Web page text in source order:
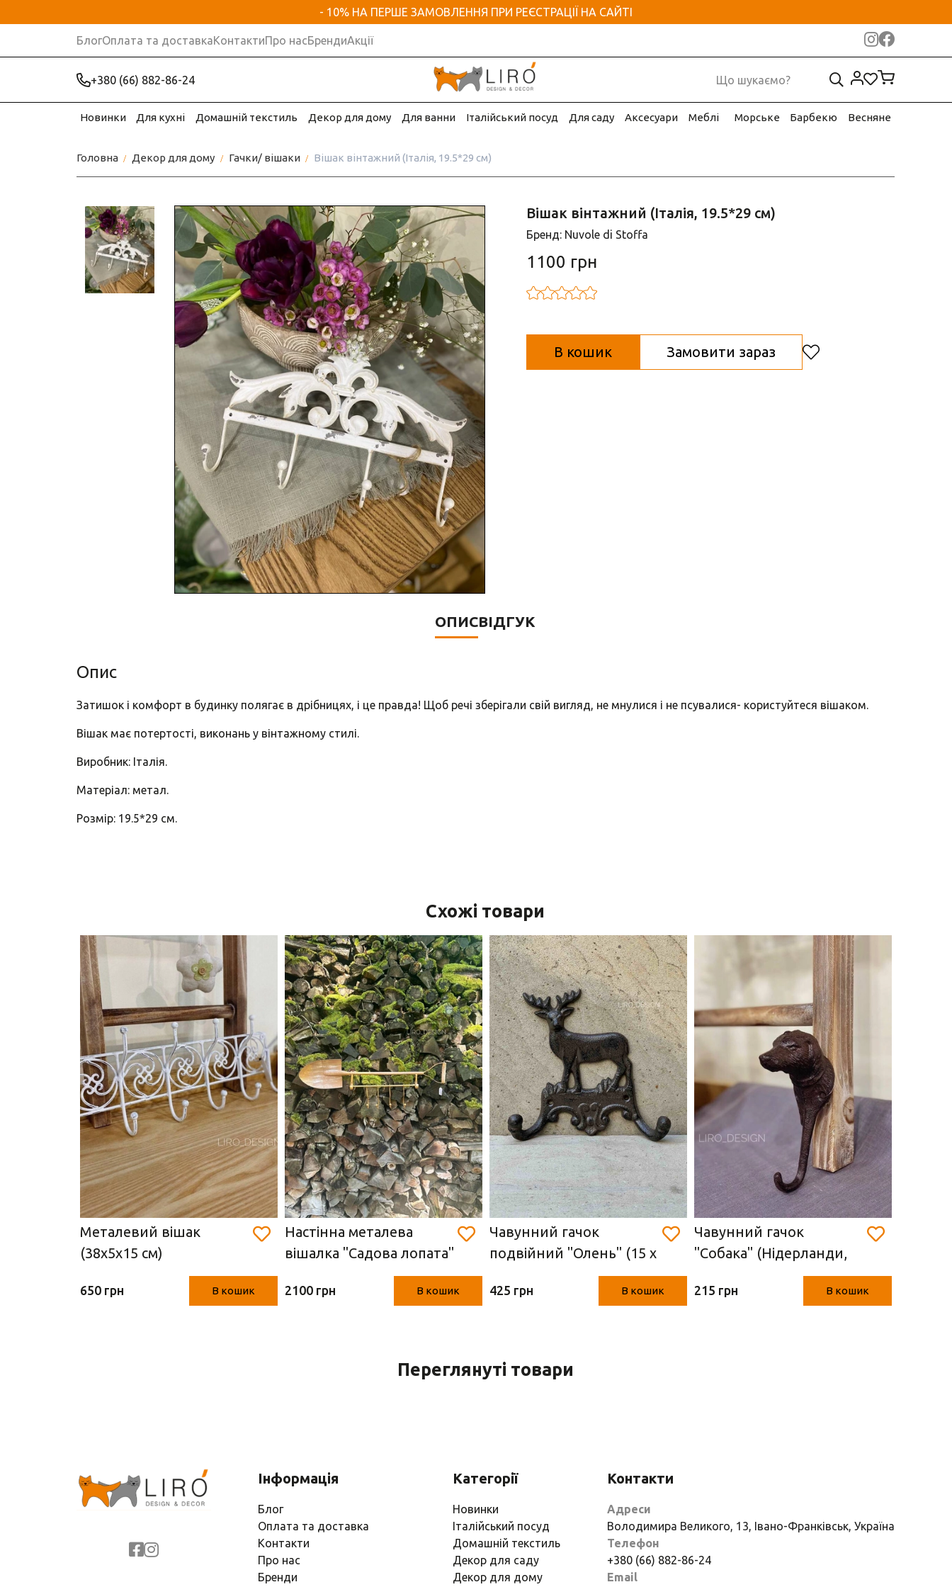
- 10% НА ПЕРШЕ ЗАМОВЛЕННЯ ПРИ РЕЄСТРАЦІЇ НА САЙТІ
БлогОплата та доставкаКонтактиПро насБрендиАкції
+380 (66) 882-86-24
Новинки Для кухні Домашній текстиль Декор для дому Для ванни Італійський посуд Для саду Аксесуари Меблі Морське Барбекю Весняне
Головна Декор для дому Гачки/ вішаки Вішак вінтажний (Італія, 19.5*29 см)
Вішак вінтажний (Італія, 19.5*29 см)
Бренд: Nuvole di Stoffa
1100 грн
В кошик Замовити зараз
ОПИСВІДГУК
Опис
Затишок і комфорт в будинку полягає в дрібницях, і це правда! Щоб речі зберігали свій вигляд, не мнулися і не псувалися- користуйтеся вішаком.
Вішак має потертості, виконань у вінтажному стилі.
Виробник: Італія.
Матеріал: метал.
Розмір: 19.5*29 см.
Схожі товари
Металевий вішак
(38х5х15 см)
650 грн В кошик
Настінна металева
вішалка "Садова лопата"
2100 грн В кошик
Чавунний гачок
подвійний "Олень" (15 х
425 грн В кошик
Чавунний гачок
"Собака" (Нідерланди,
215 грн В кошик
Переглянуті товари
Інформація
Блог
Оплата та доставка
Контакти
Про нас
Бренди
Категорії
Новинки
Італійський посуд
Домашній текстиль
Декор для саду
Декор для дому
Контакти
Адреси
Володимира Великого, 13, Івано-Франківськ, Україна
Телефон
+380 (66) 882-86-24
Email